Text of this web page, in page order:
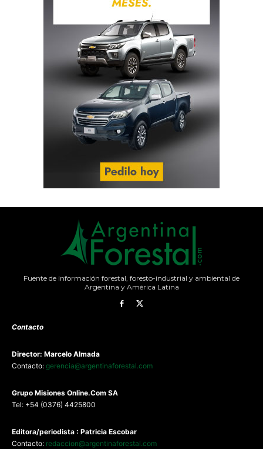
Fuente de información forestal, foresto-industrial y ambiental de
Argentina y América Latina
Contacto
Director: Marcelo Almada
Contacto: gerencia@argentinaforestal.com
Grupo Misiones Online.Com SA
Tel: +54 (0376) 4425800
Editora/periodista : Patricia Escobar
Contacto: redaccion@argentinaforestal.com